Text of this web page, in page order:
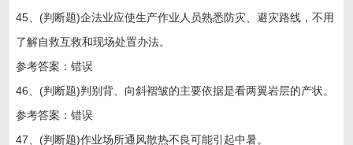
45、(判断题)企法业应使生产作业人员熟悉防灾、避灾路线，不用
了解自救互救和现场处置办法。
参考答案：错误
46、(判断题)判别背、向斜褶皱的主要依据是看两翼岩层的产状。
参考答案：错误
47、(判断题)作业场所通风散热不良可能引起中暑。